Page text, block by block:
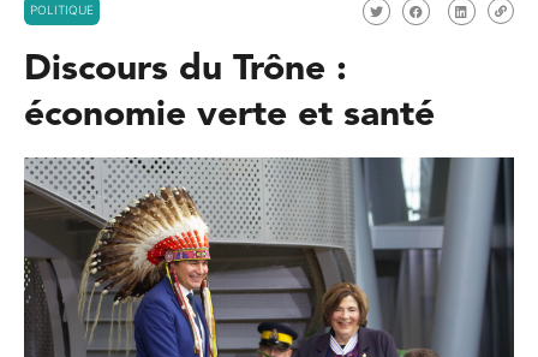
POLITIQUE
Discours du Trône :
économie verte et santé